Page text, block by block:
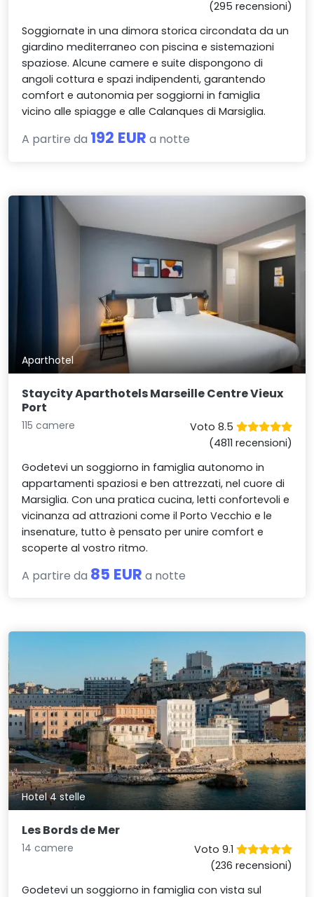
(295 recensioni)
Soggiornate in una dimora storica circondata da un
giardino mediterraneo con piscina e sistemazioni
spaziose. Alcune camere e suite dispongono di
angoli cottura e spazi indipendenti, garantendo
comfort e autonomia per soggiorni in famiglia
vicino alle spiagge e alle Calanques di Marsiglia.
A partire da 192 EUR a notte
Aparthotel
Staycity Aparthotels Marseille Centre Vieux
Port
115 camere
Voto 8.5
(4811 recensioni)
Godetevi un soggiorno in famiglia autonomo in
appartamenti spaziosi e ben attrezzati, nel cuore di
Marsiglia. Con una pratica cucina, letti confortevoli e
vicinanza ad attrazioni come il Porto Vecchio e le
insenature, tutto è pensato per unire comfort e
scoperte al vostro ritmo.
A partire da 85 EUR a notte
Hotel 4 stelle
Les Bords de Mer
14 camere
Voto 9.1
(236 recensioni)
Godetevi un soggiorno in famiglia con vista sul